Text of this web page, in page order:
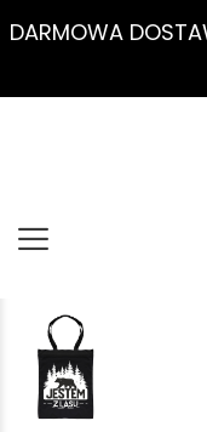
DARMOWA